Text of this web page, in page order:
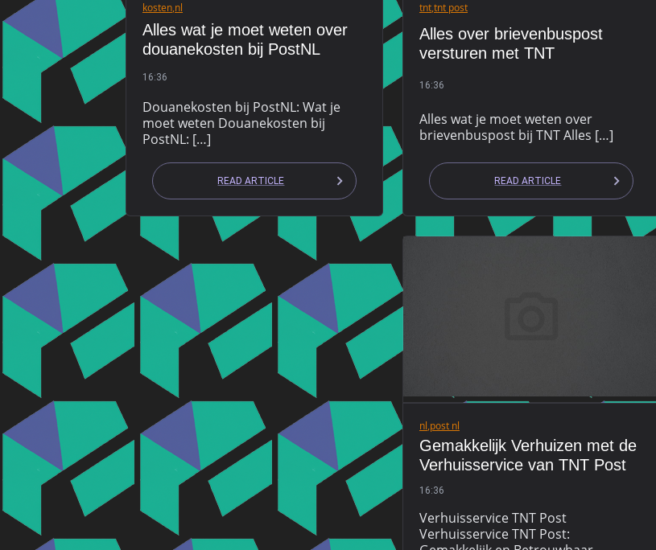
kosten,nl
Alles wat je moet weten over
douanekosten bij PostNL
16:36
Douanekosten bij PostNL: Wat je
moet weten Douanekosten bij
PostNL: […]
READ ARTICLE
tnt,tnt post
Alles over brievenbuspost
versturen met TNT
16:36
Alles wat je moet weten over
brievenbuspost bij TNT Alles […]
READ ARTICLE
nl,post nl
Gemakkelijk Verhuizen met de
Verhuisservice van TNT Post
16:36
Verhuisservice TNT Post
Verhuisservice TNT Post: